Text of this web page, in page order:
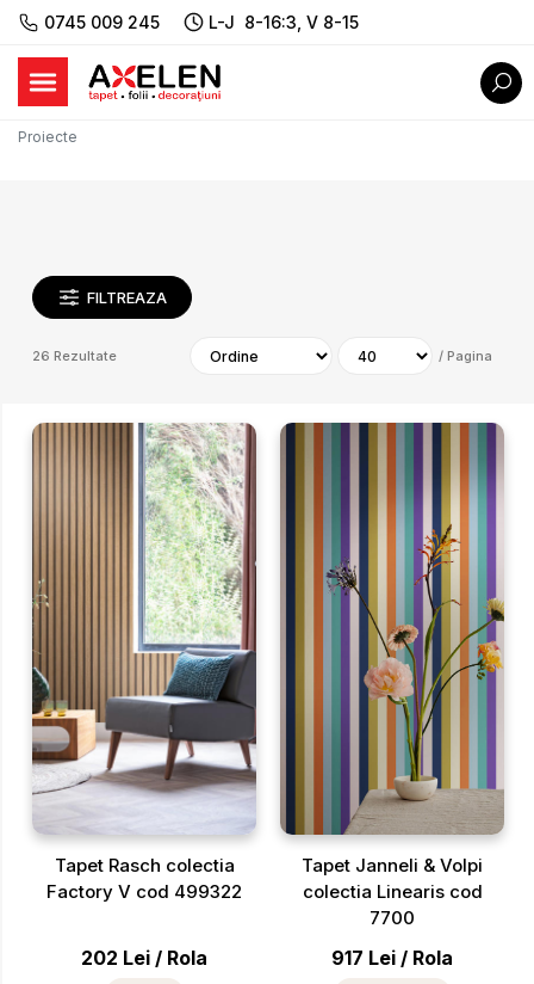
0745 009 245 L-J 8-16:3, V 8-15
Proiecte
FILTREAZA
26 Rezultate / Pagina
Tapet Rasch colectia
Factory V cod 499322
202 Lei / Rola
Tapet Janneli & Volpi
colectia Linearis cod
7700
917 Lei / Rola